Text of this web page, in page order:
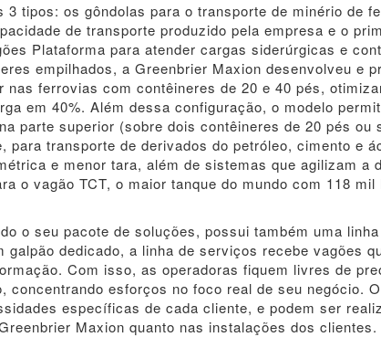
tipos: os gôndolas para o transporte de minério de
de transporte produzido pela empresa e o
Plataforma para atender cargas siderúrgicas e
empilhados, a Greenbrier Maxion desenvolveu e
ferrovias com contêineres de 20 e 40 pés,
em 40%. Além dessa configuração, o modelo
parte superior (sobre dois contêineres de 20 pés ou
para transporte de derivados do petróleo, cimento e
e menor tara, além de sistemas que agilizam a
o vagão TCT, o maior tanque do mundo com 118 mil
o seu pacote de soluções, possui também uma
dedicado, a linha de serviços recebe vagões
Com isso, as operadoras fiquem livres de
concentrando esforços no foco real de seu negócio.
específicas de cada cliente, e podem ser
Maxion quanto nas instalações dos clientes.